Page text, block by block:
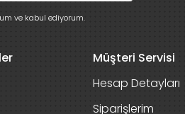
ve kabul ediyorum.
Müşteri Servisi
Hesap Detayları
Siparişlerim